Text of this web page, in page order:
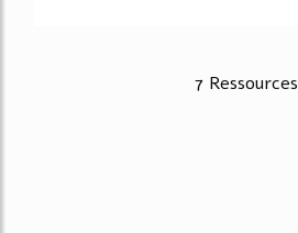
7 Ressources